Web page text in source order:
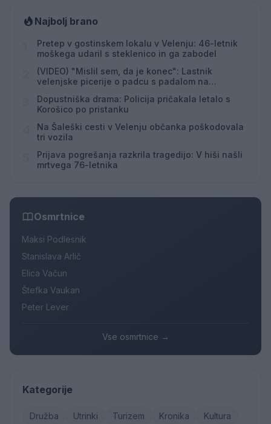
Najbolj brano
Pretep v gostinskem lokalu v Velenju: 46-letnik
moškega udaril s steklenico in ga zabodel
(VIDEO) "Mislil sem, da je konec": Lastnik
velenjske picerije o padcu s padalom na
Dopustniška drama: Policija pričakala letalo s
Korošico po pristanku
Na Šaleški cesti v Velenju občanka poškodovala
tri vozila
Prijava pogrešanja razkrila tragedijo: V hiši našli
mrtvega 76-letnika
Osmrtnice
Maksi Podlesnik
Stanislava Arlič
Elica Vačun
Štefka Vaukan
Peter Lever
Vse osmrtnice →
Kategorije
Družba Utrinki Turizem Kronika
Kultura